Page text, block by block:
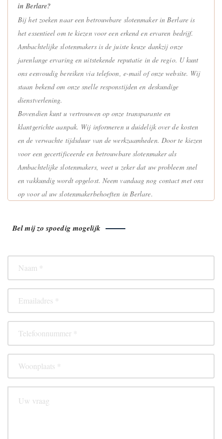
in Berlare?
Bij het zoeken naar een betrouwbare slotenmaker in Berlare is
het essentieel om te kiezen voor een erkend en ervaren bedrijf.
Ambachtelijke slotenmakers is de juiste keuze dankzij onze
jarenlange ervaring en uitstekende reputatie in de regio. U kunt
ons eenvoudig bereiken via telefoon, e-mail of onze website. Wij
staan bekend om onze snelle responstijden en deskundige
dienstverlening.
Bovendien kunt u vertrouwen op onze transparante en
klantgerichte aanpak. Wij informeren u duidelijk over de kosten
en de verwachte tijdsduur van de werkzaamheden. Door te kiezen
voor een gecertificeerde en betrouwbare slotenmaker als
Ambachtelijke slotenmakers, weet u zeker dat uw probleem snel
en vakkundig wordt opgelost. Neem vandaag nog contact met ons
op voor al uw slotenmakerbehoeften in Berlare.
Bel mij zo spoedig mogelijk